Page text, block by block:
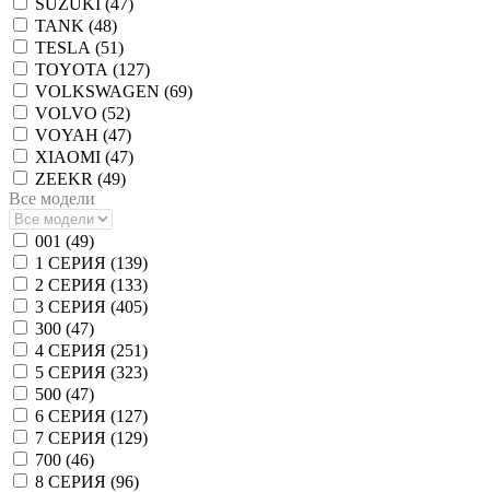
TANK (48)
TESLA (51)
TOYOTA (127)
VOLKSWAGEN (69)
VOLVO (52)
VOYAH (47)
XIAOMI (47)
ZEEKR (49)
Все модели
001 (49)
1 СЕРИЯ (139)
2 СЕРИЯ (133)
3 СЕРИЯ (405)
300 (47)
4 СЕРИЯ (251)
5 СЕРИЯ (323)
500 (47)
6 СЕРИЯ (127)
7 СЕРИЯ (129)
700 (46)
8 СЕРИЯ (96)